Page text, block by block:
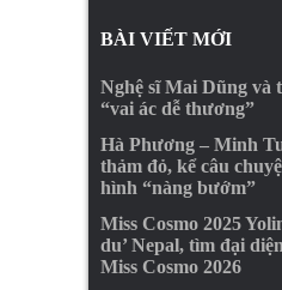
BÀI VIẾT MỚI
Nghệ sĩ Mai Dũng và
“vai ác dễ thương”
Hà Phương – Minh
thảm đỏ, kể câu
hình “nàng bướm”
Miss Cosmo 2025
du’ Nepal, tìm đại
Miss Cosmo 2026